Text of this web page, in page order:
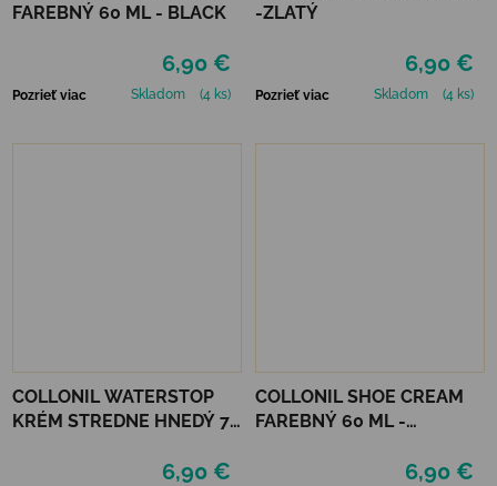
FAREBNÝ 60 ML - BLACK
6,90 €
Pozrieť viac Skladom (4 ks)
-ZLATÝ
6,90 €
Pozrieť viac Skladom (4 ks)
COLLONIL WATERSTOP
KRÉM STREDNE HNEDÝ 75
6,90 €
COLLONIL SHOE CREAM
FAREBNÝ 60 ML -
6,90 €